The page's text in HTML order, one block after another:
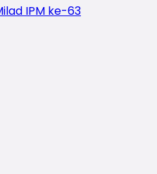
IPM ke-63